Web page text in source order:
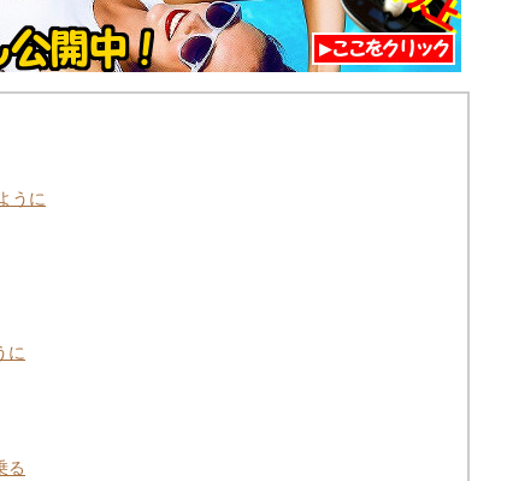
うに
に
る